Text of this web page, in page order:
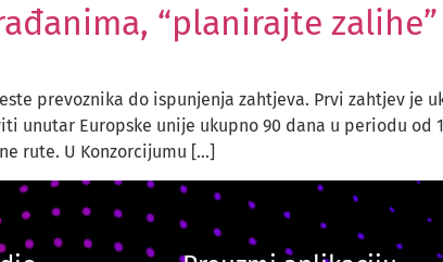
“planirajte zalihe”
prevoznika do ispunjenja zahtjeva. Prvi zahtjev je
Europske unije ukupno 90 dana u periodu od
rute. U Konzorcijumu […]